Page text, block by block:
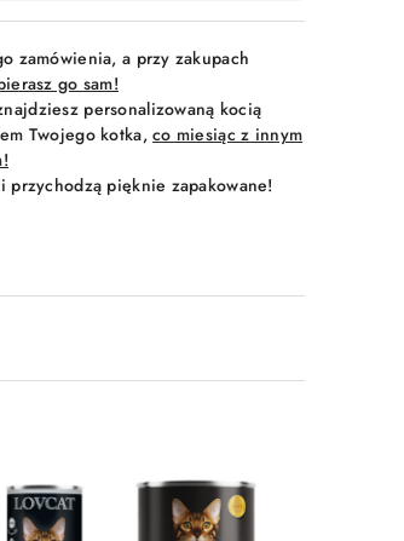
zamówienia, a przy zakupach
go sam!
personalizowaną kocią
Twojego kotka,co miesiąc z innym
przychodzą pięknie zapakowane!